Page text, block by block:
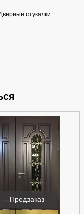
стукалки
Предзаказ